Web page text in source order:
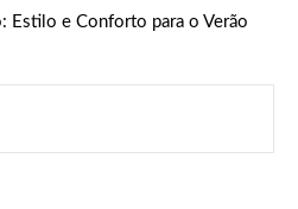
Estilo e Conforto para o Verão